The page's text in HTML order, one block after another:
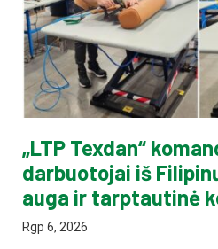
„LTP Texdan“
darbuotojai iš
auga ir tarptautinė
Rgp 6, 2026